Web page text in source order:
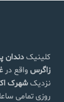
کلینیکدندان
زاگرس واقع در
نزدیکشهرک
روزی تمامی